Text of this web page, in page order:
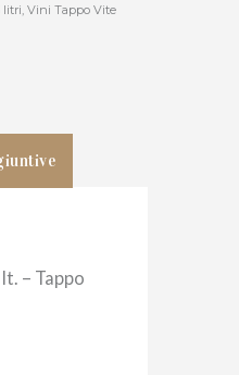
litri Vini Tappo Vite
– Tappo